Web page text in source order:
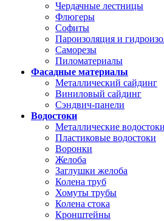
Чердачные лестницы
Флюгеры
Софиты
Пароизоляция и
Саморезы
Пиломатериалы
Фасадные материалы
Металлический сайдинг
Виниловый сайдинг
Сэндвич-панели
Водостоки
Металлические водостоки
Пластиковые водостоки
Воронки
Желоба
Заглушки желоба
Колена труб
Хомуты трубы
Колена стока
Кронштейны